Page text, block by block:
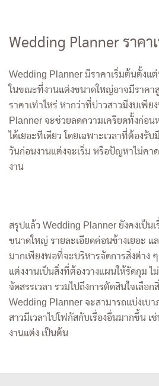
Wedding Planner ราคา
Wedding Planner มีราคาเริ่มต้นตั้งแ
ในขณะที่งานแต่งขนาดใหญ่อาจมีราคา
ราคาเท่าไหร่ หากว่าที่บ่าวสาวมีงบเพีย
Planner จะช่วยลดความเครียดทั้งก่อน
ได้เยอะทีเดียว โดยเฉพาะเวลาที่ต้องรั
วันก่อนงานแต่งจะเริ่ม หรือปัญหาไม่คา
งาน
สรุปแล้ว Wedding Planner ยังคงเป็น
ขนาดใหญ่ รายละเอียดค่อนข้างเยอะ แ
มากเพียงพอที่จะบริหารจัดการสิ่งต่าง ๆ
แต่งงานเป็นสิ่งที่ต้องวางแผนให้รัดกุม ไม่
จัดสรรเวลา รวมไปถึงการตัดสินใจเลือ
Wedding Planner จะสามารถแบ่งเบา
สาวมีเวลาไปโฟกัสกับเรื่องอื่นมากขึ้น เ
งานแต่ง เป็นต้น